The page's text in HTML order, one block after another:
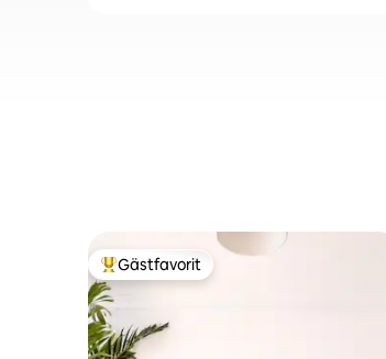
Populär gästfavorit
Gästfavorit